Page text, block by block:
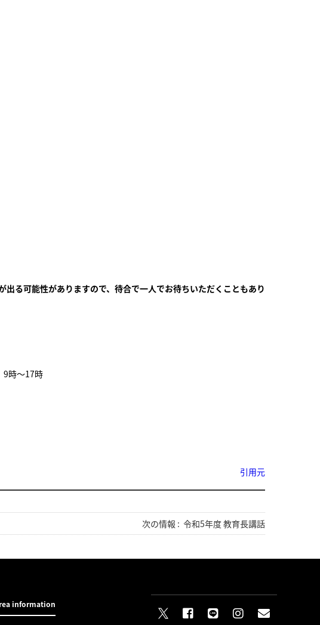
る可能性がありますので、待合で一人でお待ちいただくこともあり
9時～17時
引用元
次の情報 : 令和5年度 教育長講話
information